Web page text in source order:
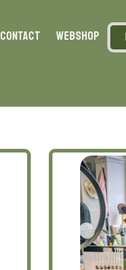
Contact Webshop